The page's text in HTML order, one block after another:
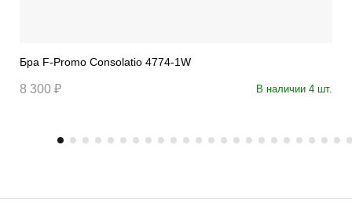
Бра F-Promo Consolatio 4774-1W
8 300 ₽ В наличии 4 шт.